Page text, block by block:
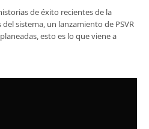
de éxito recientes de la
sistema, un lanzamiento de PSVR
esto es lo que viene a